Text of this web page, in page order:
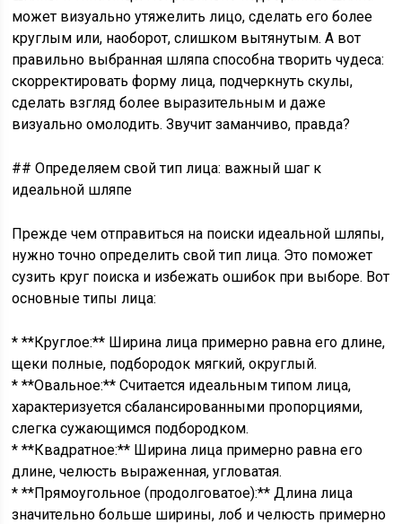
может визуально утяжелить лицо, сделать его более
круглым или, наоборот, слишком вытянутым. А вот
правильно выбранная шляпа способна творить чудеса:
скорректировать форму лица, подчеркнуть скулы,
сделать взгляд более выразительным и даже
визуально омолодить. Звучит заманчиво, правда?
## Определяем свой тип лица: важный шаг к
идеальной шляпе
Прежде чем отправиться на поиски идеальной шляпы,
нужно точно определить свой тип лица. Это поможет
сузить круг поиска и избежать ошибок при выборе. Вот
основные типы лица:
* **Круглое:** Ширина лица примерно равна его длине,
щеки полные, подбородок мягкий, округлый.
* **Овальное:** Считается идеальным типом лица,
характеризуется сбалансированными пропорциями,
слегка сужающимся подбородком.
* **Квадратное:** Ширина лица примерно равна его
длине, челюсть выраженная, угловатая.
* **Прямоугольное (продолговатое):** Длина лица
значительно больше ширины, лоб и челюсть примерно